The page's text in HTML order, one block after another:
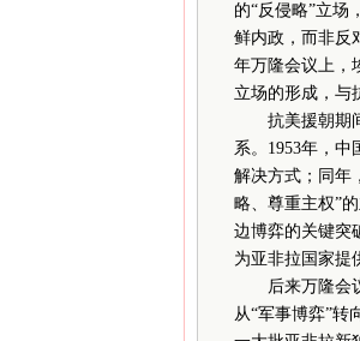
的“反侵略”立场
鲜内政，而非反
年万隆会议上，
立场的形成，与
抗美援朝期间
系。1953年，中
解决方式；同年
略、尊重主权”
边博弈的关键突
为亚非拉国家提
后来万隆会议
从“军事博弈”转